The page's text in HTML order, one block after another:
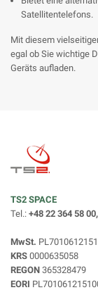
Satellitentelefons.
Mit diesem
egal ob Sie wichtige
Geräts aufladen.
TS2 SPACE
Tel.: +48 22 364 58
MwSt. PL7010612151
KRS 0000635058
REGON 365328479
EORI